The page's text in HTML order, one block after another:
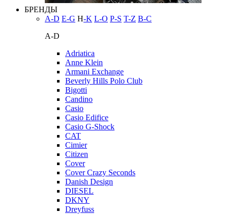
БРЕНДЫ
A-D E-G H-K L-O P-S T-Z В-С
A-D
Adriatica
Anne Klein
Armani Exchange
Beverly Hills Polo Club
Bigotti
Candino
Casio
Casio Edifice
Casio G-Shock
CAT
Cimier
Citizen
Cover
Cover Crazy Seconds
Danish Design
DIESEL
DKNY
Dreyfuss